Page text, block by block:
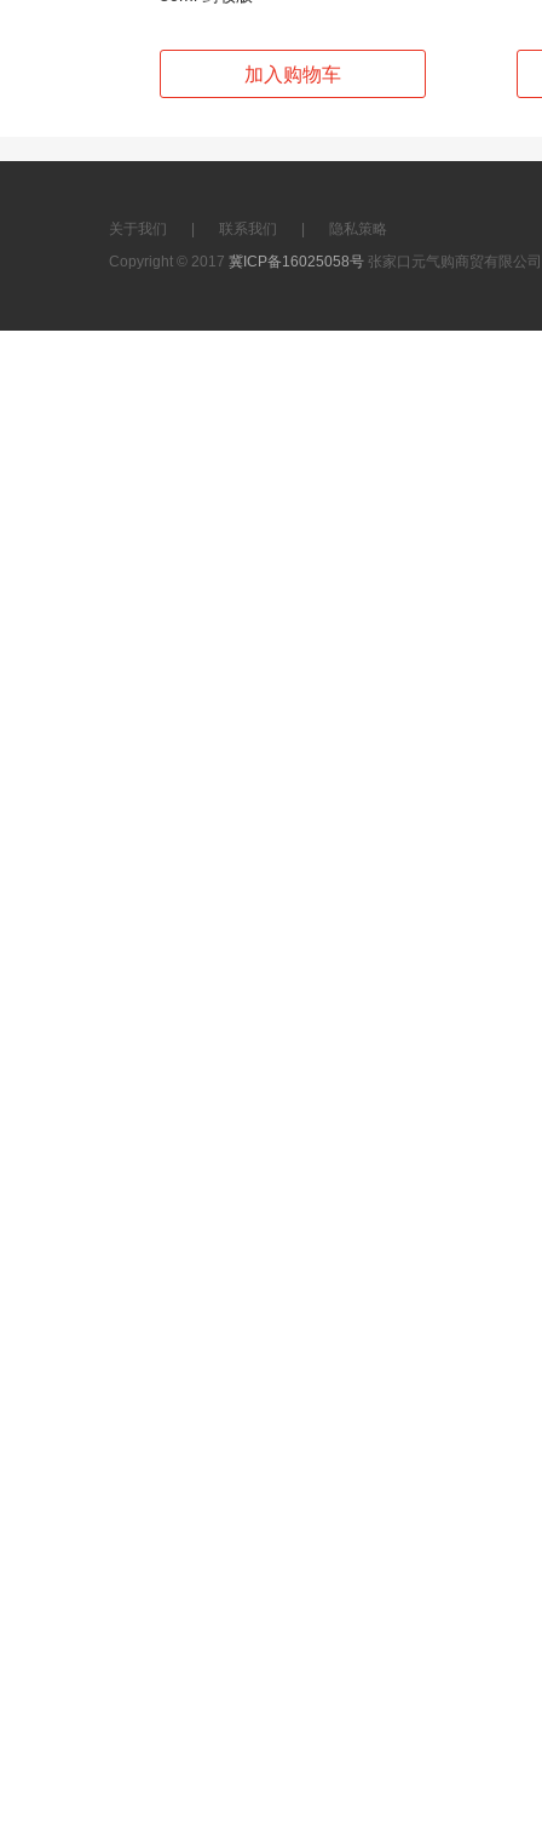
关于我们 联系我们
隐私策略
Copyright © 2017 冀ICP备16025058号 张家口元气购商贸有限公司